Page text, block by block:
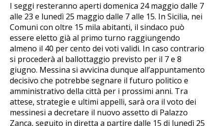
I seggi resteranno aperti domenica 24 maggio dalle 7
alle 23 e lunedì 25 maggio dalle 7 alle 15. In Sicilia, nei
Comuni con oltre 15 mila abitanti, il sindaco può
essere eletto già al primo turno raggiungendo
almeno il 40 per cento dei voti validi. In caso contrario
si procederà al ballottaggio previsto per il 7 e 8
giugno. Messina si avvicina dunque all’appuntamento
decisivo che potrebbe segnare il futuro politico e
amministrativo della città per i prossimi anni. Tra
attese, strategie e ultimi appelli, sarà ora il voto dei
messinesi a decretare il nuovo assetto di Palazzo
Zanca, seguito in diretta a partire dalle 15 di lunedì 25